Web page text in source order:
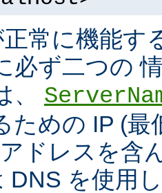
常に機能す
必ず二つの
、
ための IP (最
ドレスを含
DNS を使用